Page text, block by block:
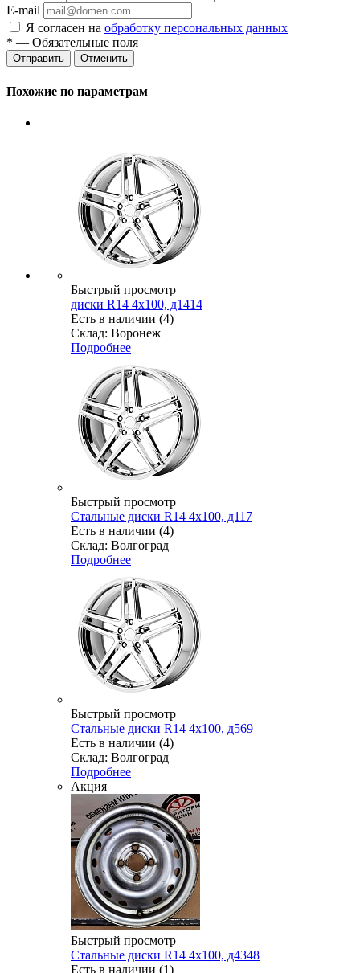
E-mail
Я согласен на обработку персональных данных
* — Обязательные поля
Отменить
Похожие по параметрам
Быстрый просмотр
диски R14 4x100, д1414
Есть в наличии (4)
Склад: Воронеж
Подробнее
Быстрый просмотр
Стальные диски R14 4x100, д117
Есть в наличии (4)
Склад: Волгоград
Подробнее
Быстрый просмотр
Стальные диски R14 4x100, д569
Есть в наличии (4)
Склад: Волгоград
Подробнее
Акция
Быстрый просмотр
Стальные диски R14 4x100, д4348
Есть в наличии (1)